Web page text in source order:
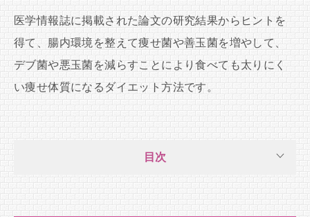
医学情報誌に掲載された論文の研究結果からヒントを
得て、腸内環境を整えて痩せ菌や善玉菌を増やして、
デブ菌や悪玉菌を減らすことにより食べても太りにく
い痩せ体質になるダイエット方法です。
目次